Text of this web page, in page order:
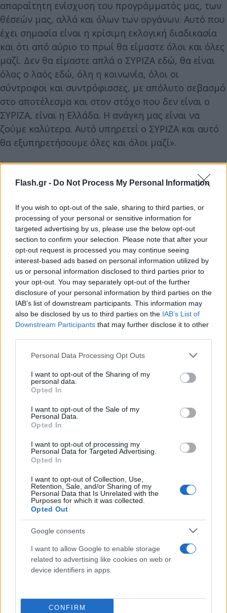
Flash.gr - Do Not Process My Personal Information
If you wish to opt-out of the sale, sharing to third parties, or
processing of your personal or sensitive information for
targeted advertising by us, please use the below opt-out
section to confirm your selection. Please note that after your
opt-out request is processed you may continue seeing
interest-based ads based on personal information utilized by
us or personal information disclosed to third parties prior to
your opt-out. You may separately opt-out of the further
disclosure of your personal information by third parties on the
IAB’s list of downstream participants. This information may
also be disclosed by us to third parties on the IAB’s List of
Downstream Participants that may further disclose it to other
Please note that this website/app uses one or more Google
not limited to your visit or usage behaviour. You may click to
grant or deny consent to Google and its third-party tags to
use your data for below specified purposes in below Google
consent section.
Personal Data Processing Opt Outs
I want to opt-out of the Sharing of my
personal data.
Opted In
I want to opt-out of the Sale of my
Personal Data.
Opted In
I want to opt-out of processing my
Personal Data for Targeted Advertising.
Opted In
I want to opt-out of Collection, Use,
Retention, Sale, and/or Sharing of my
Personal Data that Is Unrelated with the
Purposes for which it was collected.
Opted Out
Google consents
I want to allow Google to enable storage
related to advertising like cookies on web or
device identifiers in apps.
CONFIRM
απαραίτητη ενίσχυση του προγράμματός μας, των
θέσεών μας, αλλά και όλων των οργάνων. Αυτό που
έχει σημασία είναι η κρίσιμη εκλογική διαδικασία
και ότι από αύριο το πρωί θα είμαστε όλοι και όλες
μαζί. Δεν θα είμαστε απλά ο ΣΥΡΙΖΑ εδώ, θα είναι
όλος ο λαός εδώ, όλη η κοινωνία, όλοι οι
σύντροφοι και συντρόφισσες, με απόλυτο σεβασμό
στο αποτέλεσμα και στον στόχο που δεν είναι ο
ΣΥΡΙΖΑ, είναι η Ελλάδα. Η ανάγκη μας είναι να
ζούμε καλύτερα. Αυτό υπηρετεί ο ΣΥΡΙΖΑ και αυτό
θα εξυπηρετήσουμε όλες και όλοι μαζί».
Σε ερώτηση για το πώς θα εξασφαλιστεί η ενότητα
μετά τις εντάσεις της εβδομάδας που πέρασε,
και έχουμε την δέσμευση της οικογένειας του
ΣΥΡΙΖΑ. Είναι σημαντική η συνολική επανεκκίνηση.
Περισσότερα από 150.000 μέλη θέλουν να είναι
δυνατός ο ΣΥΡΙΖΑ την επόμενη ημέρα. Είμαι
βέβαιος ότι θα είμαστε όλοι μαζί. Ο ΣΥΡΙΖΑ είναι
ένα συλλογικό δημοκρατικό κόμμα, δρούμε
συλλογικά, αποφασίζουμε δημοκρατικά, δρούμε
ενιαία. Αυτό θα είναι το χαρακτηριστικό την
επόμενη ημέρα».